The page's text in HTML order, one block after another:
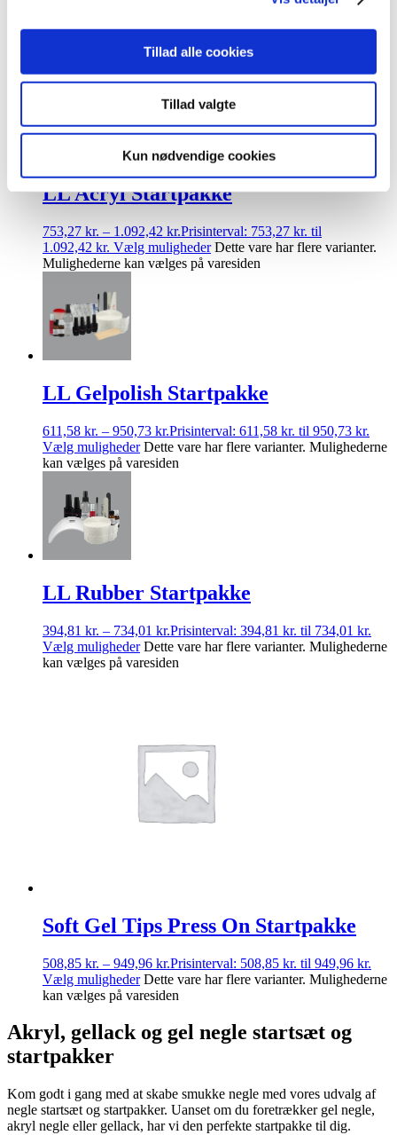
Tillad alle cookies
Tillad valgte
Kun nødvendige cookies
575,25kr. – 863,54kr.Prisinterval: 575,25 kr. til 863,54 kr.
Dette vare har flere varianter. Mulighederne
LL Acryl Startpakke
753,27 kr. – 1.092,42 kr.Prisinterval: 753,27 kr. til
1.092,42 kr. Vælg muligheder Dette vare har flere varianter.
Mulighederne kan vælges på varesiden
LL Gelpolish Startpakke
611,58 kr. – 950,73 kr.Prisinterval: 611,58 kr. til 950,73 kr.
Vælg muligheder Dette vare har flere varianter. Mulighederne
kan vælges på varesiden
LL Rubber Startpakke
394,81 kr. – 734,01 kr.Prisinterval: 394,81 kr. til 734,01 kr.
Vælg muligheder Dette vare har flere varianter. Mulighederne
kan vælges på varesiden
Soft Gel Tips Press On Startpakke
508,85 kr. – 949,96 kr.Prisinterval: 508,85 kr. til 949,96 kr.
Vælg muligheder Dette vare har flere varianter. Mulighederne
kan vælges på varesiden
Akryl, gellack og gel negle startsæt og
startpakker
Kom godt i gang med at skabe smukke negle med vores udvalg af
negle startsæt og startpakker. Uanset om du foretrækker gel negle,
akryl negle eller gellack, har vi den perfekte startpakke til dig.